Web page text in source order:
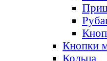
Кнопки
Кольца